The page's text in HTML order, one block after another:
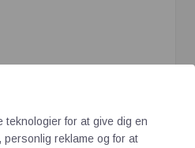
teknologier for at give dig en
reklame og for at